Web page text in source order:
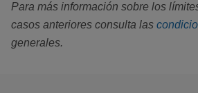
Para más información sobre los
casos anteriores consulta las
generales.